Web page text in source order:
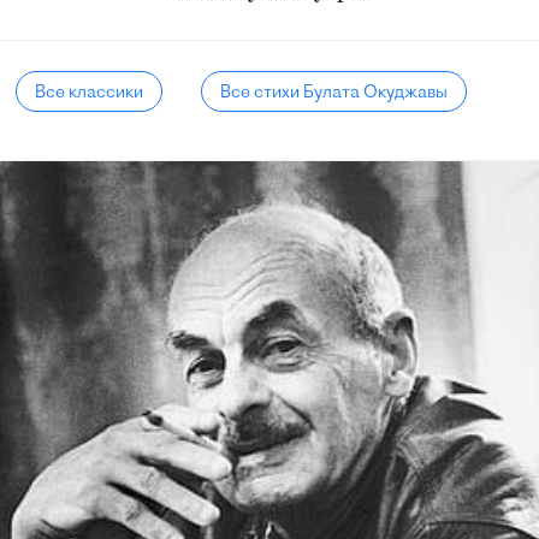
Все классики Все стихи Булата Окуджавы